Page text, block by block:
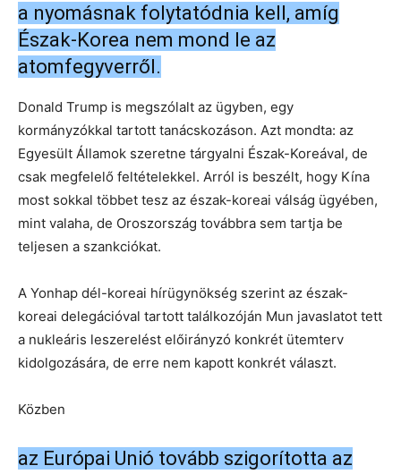
a nyomásnak folytatódnia kell, amíg
Észak-Korea nem mond le az
atomfegyverről.
Donald Trump is megszólalt az ügyben, egy
kormányzókkal tartott tanácskozáson. Azt mondta: az
Egyesült Államok szeretne tárgyalni Észak-Koreával, de
csak megfelelő feltételekkel. Arról is beszélt, hogy Kína
most sokkal többet tesz az észak-koreai válság ügyében,
mint valaha, de Oroszország továbbra sem tartja be
teljesen a szankciókat.
A Yonhap dél-koreai hírügynökség szerint az észak-
koreai delegációval tartott találkozóján Mun javaslatot tett
a nukleáris leszerelést előirányzó konkrét ütemterv
kidolgozására, de erre nem kapott konkrét választ.
Közben
az Európai Unió tovább szigorította az